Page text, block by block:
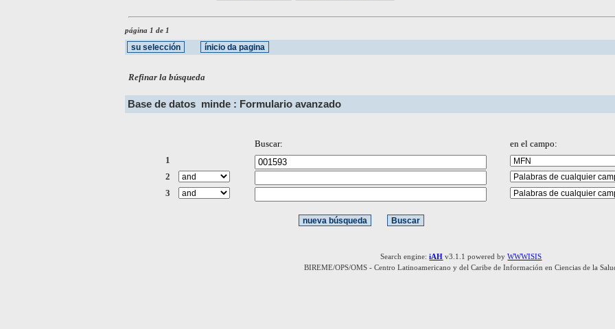
página 1 de 1
Refinar la búsqueda
Base de datos minde : Formulario avanzado
Buscar:
en el campo:
1
2
3
Search engine:iAH v3.1.1 powered byWWWISIS
BIREME/OPS/OMS - Centro Latinoamericano y del Caribe de Información en Ciencias de la